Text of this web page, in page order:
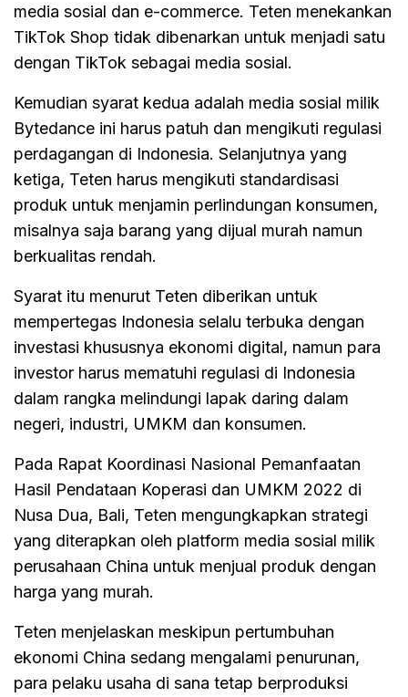
media sosial dan e-commerce. Teten menekankan
TikTok Shop tidak dibenarkan untuk menjadi satu
dengan TikTok sebagai media sosial.
Kemudian syarat kedua adalah media sosial milik
Bytedance ini harus patuh dan mengikuti regulasi
perdagangan di Indonesia. Selanjutnya yang
ketiga, Teten harus mengikuti standardisasi
produk untuk menjamin perlindungan konsumen,
misalnya saja barang yang dijual murah namun
berkualitas rendah.
Syarat itu menurut Teten diberikan untuk
mempertegas Indonesia selalu terbuka dengan
investasi khususnya ekonomi digital, namun para
investor harus mematuhi regulasi di Indonesia
dalam rangka melindungi lapak daring dalam
negeri, industri, UMKM dan konsumen.
Pada Rapat Koordinasi Nasional Pemanfaatan
Hasil Pendataan Koperasi dan UMKM 2022 di
Nusa Dua, Bali, Teten mengungkapkan strategi
yang diterapkan oleh platform media sosial milik
perusahaan China untuk menjual produk dengan
harga yang murah.
Teten menjelaskan meskipun pertumbuhan
ekonomi China sedang mengalami penurunan,
para pelaku usaha di sana tetap berproduksi